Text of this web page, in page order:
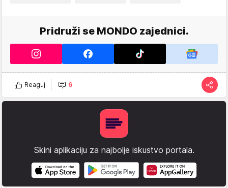
Pridruži se MONDO zajednici.
Reaguj 6
Skini aplikaciju za najbolje iskustvo portala.